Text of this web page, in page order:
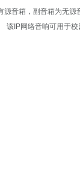
音箱，副音箱为无
该IP网络音响可用于